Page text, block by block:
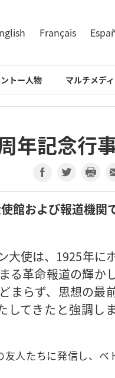
Français
トー人物 マルチメデ
年記念行
館および報道機関
大使は、1925年に
る革命報道の輝か
まらず、思想の最
してきたと強調し
友人たちに発信し、ベ